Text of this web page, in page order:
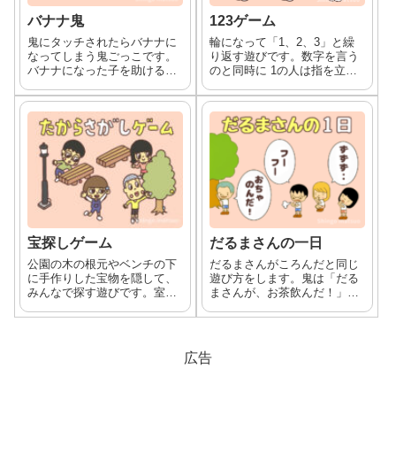
バナナ鬼
鬼にタッチされたらバナナに
なってしまう鬼ごっこです。
バナナになった子を助けるに
ナナの皮をむきます。幼稚園
や保育園でも人気の鬼遊びで
す。助け鬼の仲間の氷鬼に似
た遊びです。
123ゲーム
輪になって「1、2、3」と繰
り返す遊びです。数字を言う
のと同時に 1の人は指を立て
てピースをします。3の人は
手を叩きます。
宝探しゲーム
公園の木の根元やベンチの下
に手作りした宝物を隠して、
みんなで探す遊びです。室内
ます。宝物の作り方や宝のデ
だるまさんの一日
だるまさんがころんだと同じ
遊び方をします。鬼は「だる
まさんが、お茶飲んだ！」の
向きます。子はそのお題に合
広告